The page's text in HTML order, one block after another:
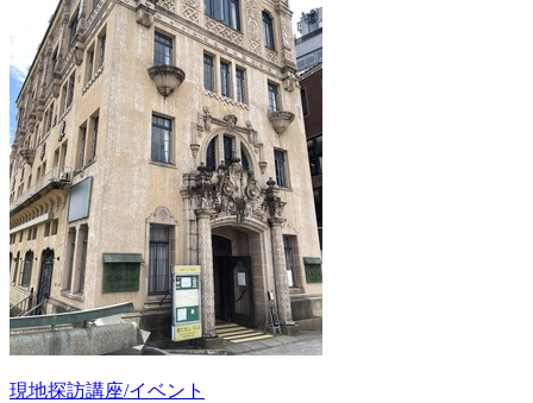
現地探訪講座/イベント